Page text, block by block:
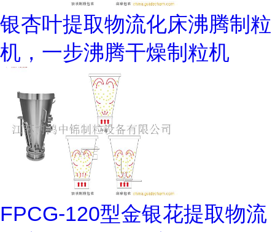
银杏叶提取物流化床沸腾制粒
机，一步沸腾干燥制粒机
FPCG-120型金银花提取物流